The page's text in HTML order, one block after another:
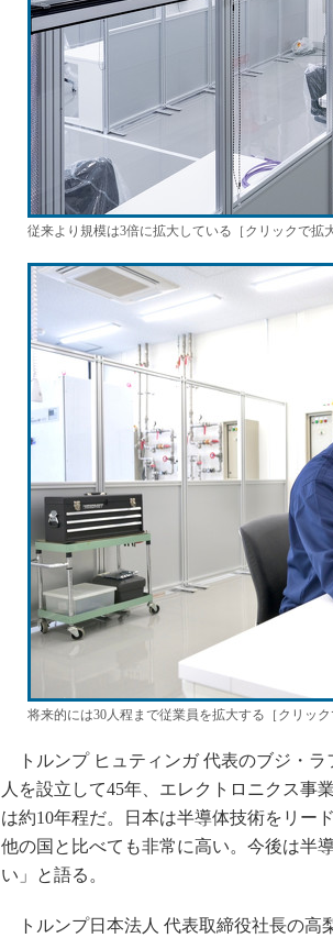
従来より規模は3倍に拡大している［クリックで拡
将来的には30人程まで従業員を拡大する［クリッ
トルンプ ヒュティンガ 代表のブジ・ラ
人を設立して45年、エレクトロニクス事
は約10年程だ。日本は半導体技術をリー
他の国と比べても非常に高い。今後は半
い」と語る。
トルンプ日本法人 代表取締役社長の高